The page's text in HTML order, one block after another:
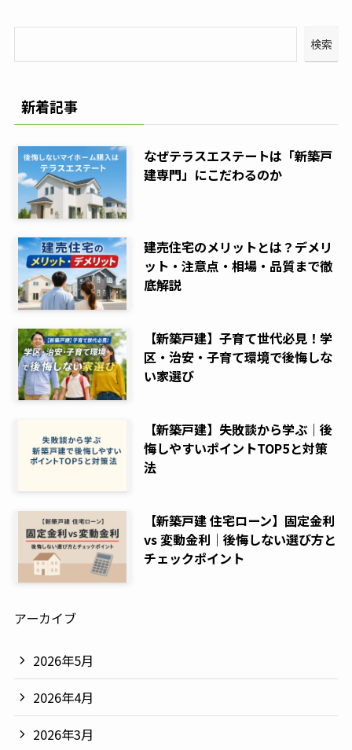
検索
新着記事
なぜテラスエステートは「新築戸
建専門」にこだわるのか
建売住宅のメリットとは？デメリ
ット・注意点・相場・品質まで徹
底解説
【新築戸建】子育て世代必見！学
区・治安・子育て環境で後悔しな
い家選び
【新築戸建】失敗談から学ぶ｜後
悔しやすいポイントTOP5と対策
法
【新築戸建 住宅ローン】固定金利
vs 変動金利｜後悔しない選び方と
チェックポイント
アーカイブ
2026年5月
2026年4月
2026年3月